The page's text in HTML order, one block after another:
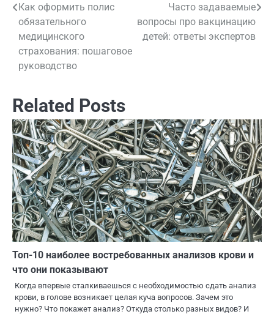
Навигация
по
записям
Как оформить полис
обязательного
медицинского
страхования: пошаговое
руководство
Часто задаваемые
вопросы про вакцинацию
детей: ответы экспертов
Related Posts
Топ-10 наиболее востребованных анализов крови и
что они показывают
Когда впервые сталкиваешься с необходимостью сдать анализ
крови, в голове возникает целая куча вопросов. Зачем это
нужно? Что покажет анализ? Откуда столько разных видов? И